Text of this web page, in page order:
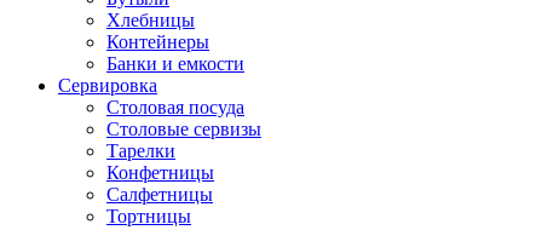
Хлебницы
Контейнеры
Банки и емкости
Сервировка
Столовая посуда
Столовые сервизы
Тарелки
Конфетницы
Салфетницы
Тортницы